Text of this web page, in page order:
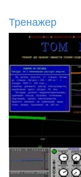
Тренажер